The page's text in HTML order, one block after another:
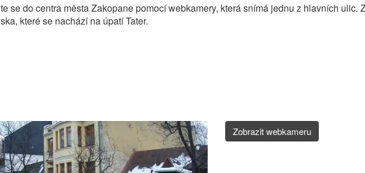
se do centra města Zakopane pomocí webkamery, která snímá jednu z hlavních ulic.
které se nachází na úpatí Tater.
Zobrazit webkameru